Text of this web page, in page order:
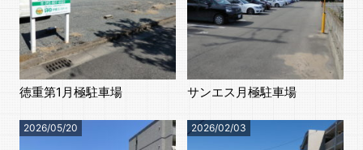
徳重第1月極駐車場 サンエス月極駐車場
2026/05/20 2026/02/03